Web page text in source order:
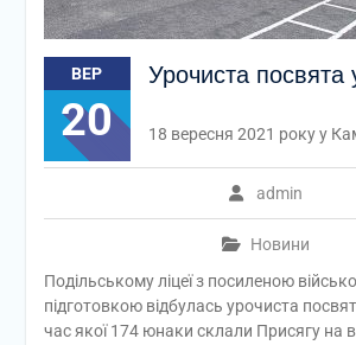
ВЕР
20
Урочиста посвята
admin
Новини
18 вересня 2021 року у
Подільському ліцеї з посиленою
підготовкою відбулась урочиста
час якої 174 юнаки склали Присягу на